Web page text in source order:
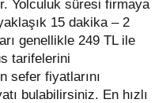
Yolculuk süresi firmaya
15 dakika – 2
genellikle 249 TL ile
tarifelerini
sefer fiyatlarını
bulabilirsiniz. En hızlı